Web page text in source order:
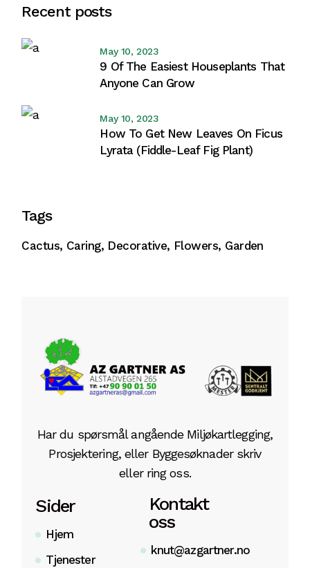
Recent posts
May 10, 2023
9 Of The Easiest Houseplants That
Anyone Can Grow
May 10, 2023
How To Get New Leaves On Ficus
Lyrata (Fiddle-Leaf Fig Plant)
Tags
Cactus Caring Decorative Flowers Garden
Har du spørsmål angående Miljøkartlegging,
Prosjektering, eller Byggesøknader skriv
eller ring oss.
Sider
Hjem
Tjenester
Kontakt
oss
knut@azgartner.no